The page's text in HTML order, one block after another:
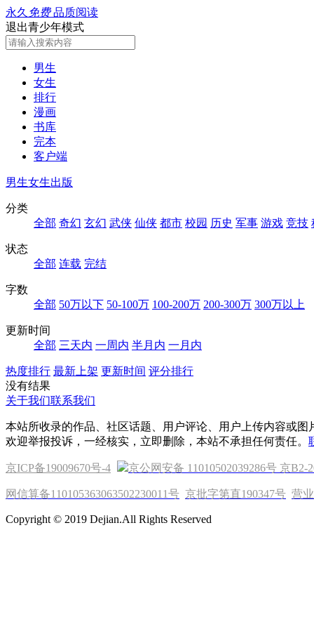
永久 免费品质阅读
退出青少年模式
男生
女生
排行
漫画
书库
完本
客户端
男生女生出版
分类
全部 奇幻 玄幻 武侠 仙侠 都市 校园 历史 军事 游戏 竞技
状态
全部 连载 完结
字数
全部 50万以下 50-100万 100-200万 200-300万 300万以上
更新时间
全部 三天内 一周内 半月内 一月内
热度排行 最新上架 更新时间 评分排行
没有结果
关于我们联系我们
本站所收录的作品、社区话题、用户评论、用户上传内容或
欢迎举报投诉，一经核实，立即删除，本站不承担任何责任。
京ICP备19009670号-4 京公网安备 11010502039286号 京B2-
网信算备110105363063502230011号 京批字第直190347号 营
Copyright © 2019 Dejian.All Rights Reserved